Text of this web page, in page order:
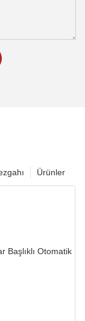
Ürünler